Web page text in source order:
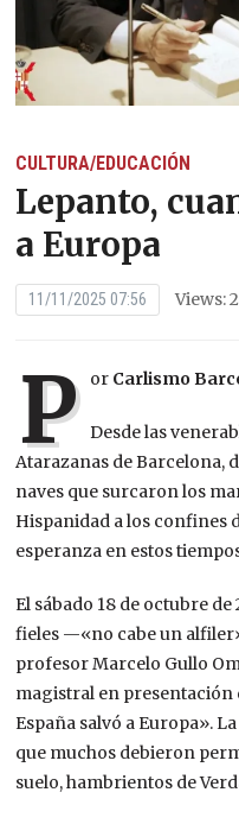
CULTURA/EDUCACIÓN
Lepanto,
a Europa
11/11/2025 07:56 Views:
P or Carlismo
Desde las
Atarazanas de Barcelona,
naves que surcaron los
Hispanidad a los confines
esperanza en estos
El sábado 18 de octubre
fieles —«no cabe un
profesor Marcelo Gullo
magistral en presentación
España salvó a Europa».
que muchos debieron
suelo, hambrientos de